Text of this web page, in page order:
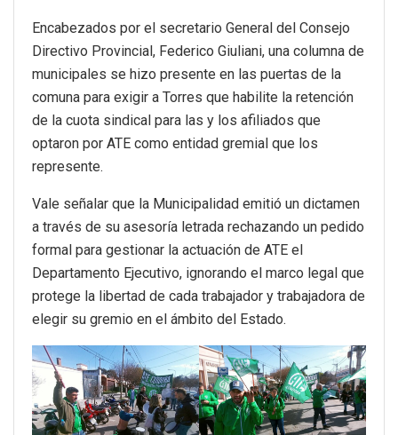
Encabezados por el secretario General del Consejo
Directivo Provincial, Federico Giuliani, una columna de
municipales se hizo presente en las puertas de la
comuna para exigir a Torres que habilite la retención
de la cuota sindical para las y los afiliados que
optaron por ATE como entidad gremial que los
represente.
Vale señalar que la Municipalidad emitió un dictamen
a través de su asesoría letrada rechazando un pedido
formal para gestionar la actuación de ATE el
Departamento Ejecutivo, ignorando el marco legal que
protege la libertad de cada trabajador y trabajadora de
elegir su gremio en el ámbito del Estado.